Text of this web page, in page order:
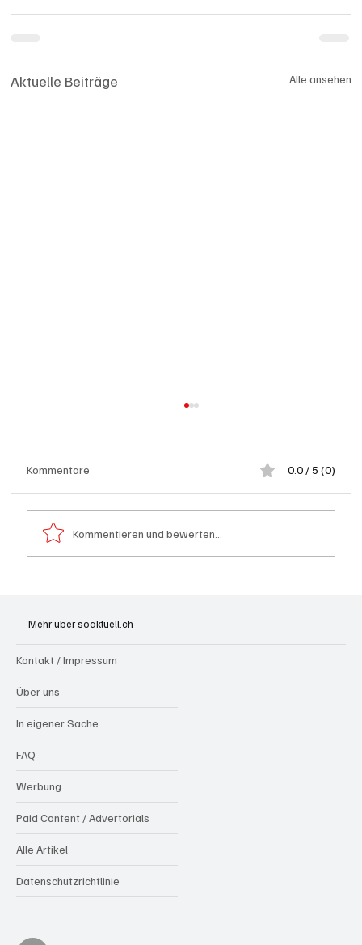
Aktuelle Beiträge Alle ansehen
Kommentare 0.0 / 5 (0)
Kommentieren und bewerten...
Mehr über soaktuell.ch
Kontakt / Impressum
Über uns
In eigener Sache
FAQ
Werbung
Paid Content / Advertorials
Alle Artikel
Datenschutzrichtlinie